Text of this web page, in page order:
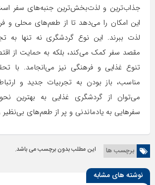
جذاب‌ترین و لذت‌بخش‌ترین جنبه‌های سفر
این امکان را می‌دهد تا از طعم‌های محلی و
لذت ببرند. این نوع گردشگری نه تنها به
مقصد سفر کمک می‌کند، بلکه به حمایت از
تنوع غذایی و فرهنگی نیز می‌انجامد. با
مناسب، باز بودن به تجربیات جدید و
می‌توان از گردشگری غذایی به بهترین
سفرهایی به یادماندنی و پر از طعم‌های بی‌نظیر
برچسب ها این مطلب بدون برچسب می باشد.
نوشته های مشابه